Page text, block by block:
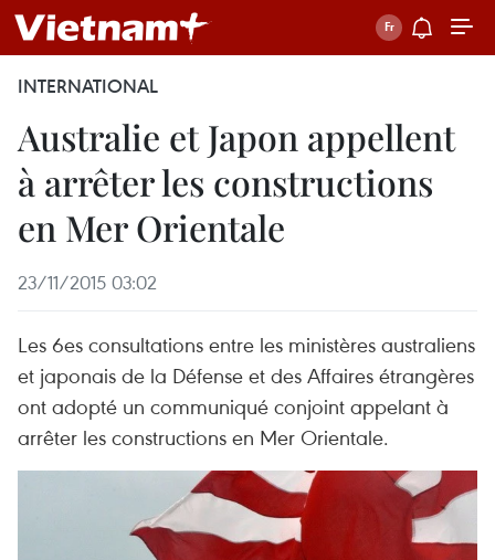
INTERNATIONAL
Australie et Japon appellent
à arrêter les constructions
en Mer Orientale
23/11/2015 03:02
Les 6es consultations entre les ministères australiens
et japonais de la Défense et des Affaires étrangères
ont adopté un communiqué conjoint appelant à
arrêter les constructions en Mer Orientale.